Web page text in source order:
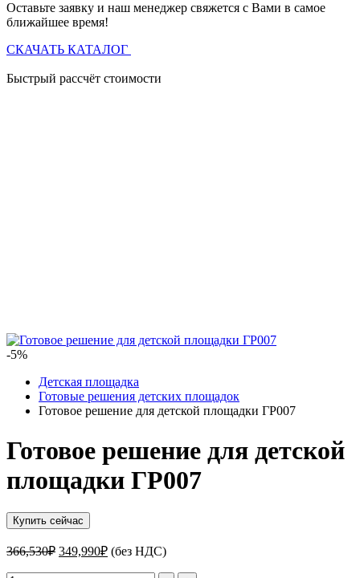
Оставьте заявку и наш менеджер свяжется с Вами в самое
ближайшее время!
СКАЧАТЬ КАТАЛОГ
Быстрый рассчёт стоимости
-5%
Детская площадка
Готовые решения детских площадок
Готовое решение для детской площадки ГР007
Готовое решение для детской
площадки ГР007
Купить сейчас
366,530₽ Первоначальная
349,990₽Текущая
цена:
(без НДС)